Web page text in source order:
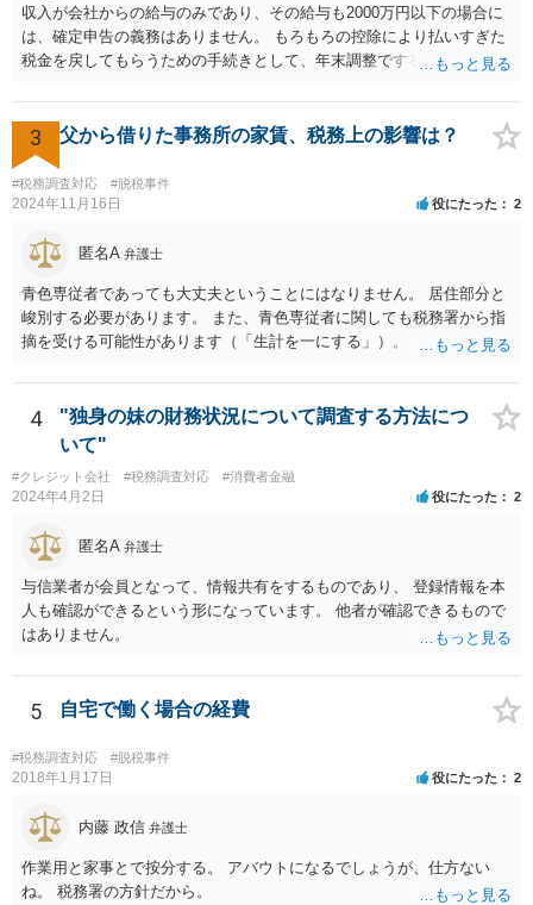
収入が会社からの給与のみであり、その給与も2000万円以下の場合に
は、確定申告の義務はありません。 もろもろの控除により払いすぎた
税金を戻してもらうための手続きとして、年末調整でするのか、確定
する義務がある場合で確定申告をしなかった場合には、税務署の調査
等があり、本来払うべき税金にプラスして加算税の処分を科される場
合もあります。 高額なものでもない限り単なる無申告だけでは直ちに
逮捕されないとは思います。
3 父から借りた事務所の家賃、税務上の影響は？
#税務調査対応 #脱税事件
2024年11月16日 役にたった 2
匿名A 弁護士
青色専従者であっても大丈夫ということにはなりません。 居住部分と
峻別する必要があります。 また、青色専従者に関しても税務署から指
摘を受ける可能性があります（「生計を一にする」）。
4
"独身の妹の財務状況について調査する方法につ
いて"
#クレジット会社 #税務調査対応 #消費者金融
2024年4月2日 役にたった 2
匿名A 弁護士
与信業者が会員となって、情報共有をするものであり、 登録情報を本
人も確認ができるという形になっています。 他者が確認できるもので
はありません。
5 自宅で働く場合の経費
#税務調査対応 #脱税事件
2018年1月17日 役にたった 2
内藤 政信 弁護士
作業用と家事とで按分する。 アバウトになるでしょうが、仕方ない
ね。 税務署の方針だから。